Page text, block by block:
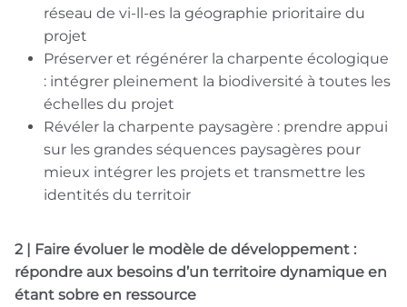
réseau de vi-ll-es la géographie prioritaire du
projet
Préserver et régénérer la charpente écologique
: intégrer pleinement la biodiversité à toutes les
échelles du projet
Révéler la charpente paysagère : prendre appui
sur les grandes séquences paysagères pour
mieux intégrer les projets et transmettre les
identités du territoir
2 | Faire évoluer le modèle de développement :
répondre aux besoins d’un territoire dynamique en
étant sobre en ressource